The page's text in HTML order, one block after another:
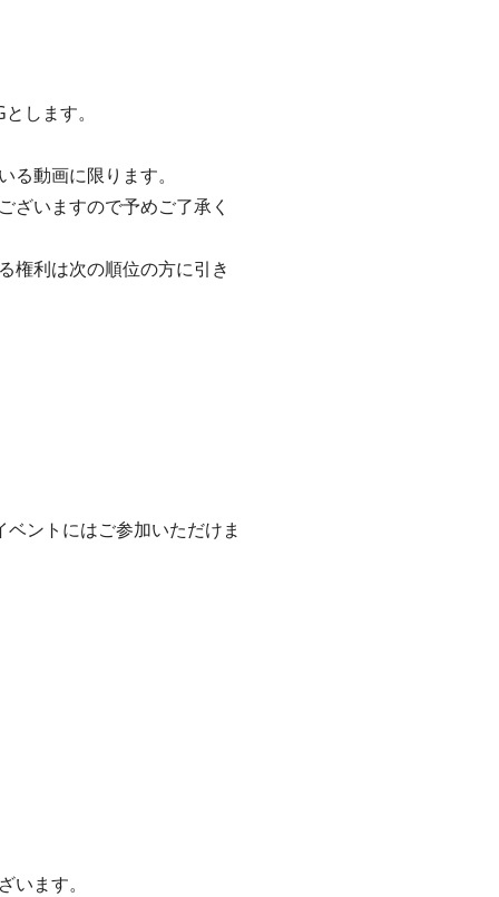
します。
動画に限ります。
ざいますので予めご了承く
権利は次の順位の方に引き
ントにはご参加いただけま
ます。